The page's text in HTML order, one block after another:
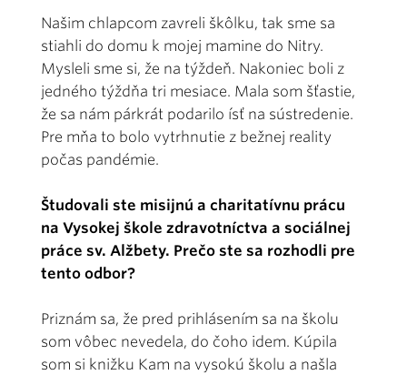
Našim chlapcom zavreli škôlku, tak sme sa
stiahli do domu k mojej mamine do Nitry.
Mysleli sme si, že na týždeň. Nakoniec boli z
jedného týždňa tri mesiace. Mala som šťastie,
že sa nám párkrát podarilo ísť na sústredenie.
Pre mňa to bolo vytrhnutie z bežnej reality
počas pandémie.
Študovali ste misijnú a charitatívnu prácu
na Vysokej škole zdravotníctva a sociálnej
práce sv. Alžbety. Prečo ste sa rozhodli pre
tento odbor?
Priznám sa, že pred prihlásením sa na školu
som vôbec nevedela, do čoho idem. Kúpila
som si knižku Kam na vysokú školu a našla